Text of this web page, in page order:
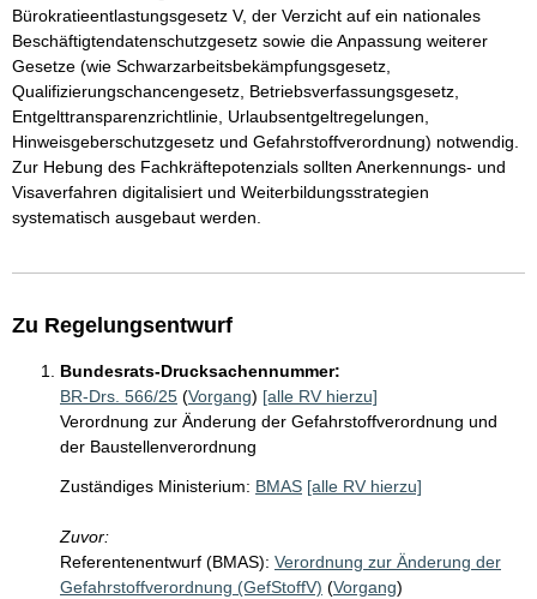
Bürokratieentlastungsgesetz V, der Verzicht auf ein nationales
Beschäftigtendatenschutzgesetz sowie die Anpassung weiterer
Gesetze (wie Schwarzarbeitsbekämpfungsgesetz,
Qualifizierungschancengesetz, Betriebsverfassungsgesetz,
Entgelttransparenzrichtlinie, Urlaubsentgeltregelungen,
Hinweisgeberschutzgesetz und Gefahrstoffverordnung) notwendig.
Zur Hebung des Fachkräftepotenzials sollten Anerkennungs- und
Visaverfahren digitalisiert und Weiterbildungsstrategien
systematisch ausgebaut werden.
Zu Regelungsentwurf
Bundesrats-Drucksachennummer:
BR-Drs. 566/25 (Vorgang) [alle RV hierzu]
Verordnung zur Änderung der Gefahrstoffverordnung und
der Baustellenverordnung
Zuständiges Ministerium: BMAS [alle RV hierzu]
Zuvor:
Referentenentwurf (BMAS): Verordnung zur Änderung der
Gefahrstoffverordnung (GefStoffV) (Vorgang)